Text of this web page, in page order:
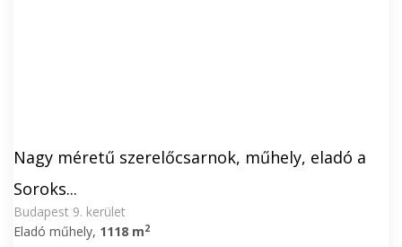
Nagy méretű szerelőcsarnok, műhely, eladó a
Soroks...
Budapest 9. kerület
Eladó műhely, 1118 m2